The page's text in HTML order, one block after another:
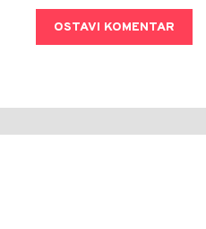
OSTAVI KOMENTAR